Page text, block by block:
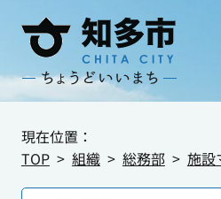
現在位置：
TOP
組織 総務部 施設